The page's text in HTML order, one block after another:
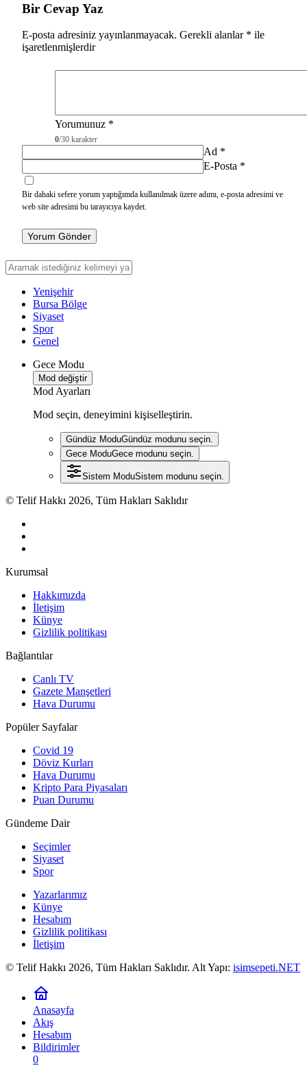
Bir Cevap Yaz
E-posta adresiniz yayınlanmayacak. Gerekli alanlar * ile
işaretlenmişlerdir
Yorumunuz *
0/30 karakter
Ad *
E-Posta *
Bir dahaki sefere yorum yaptığımda kullanılmak üzere adımı, e-posta adresimi ve
web site adresimi bu tarayıcıya kaydet.
Yorum Gönder
Yenişehir
Bursa Bölge
Siyaset
Spor
Genel
Gece Modu
Mod değiştir
Mod Ayarları
Mod seçin, deneyimini kişiselleştirin.
Gündüz ModuGündüz modunu seçin.
Gece ModuGece modunu seçin.
Sistem ModuSistem modunu seçin.
© Telif Hakkı 2026, Tüm Hakları Saklıdır
Kurumsal
Hakkımızda
İletişim
Künye
Gizlilik politikası
Bağlantılar
Canlı TV
Gazete Manşetleri
Hava Durumu
Popüler Sayfalar
Covid 19
Döviz Kurları
Hava Durumu
Kripto Para Piyasaları
Puan Durumu
Gündeme Dair
Seçimler
Siyaset
Spor
Yazarlarımız
Künye
Hesabım
Gizlilik politikası
İletişim
© Telif Hakkı 2026, Tüm Hakları Saklıdır. Alt Yapı: isimsepeti.NET
Anasayfa
Akış
Hesabım
Bildirimler
0